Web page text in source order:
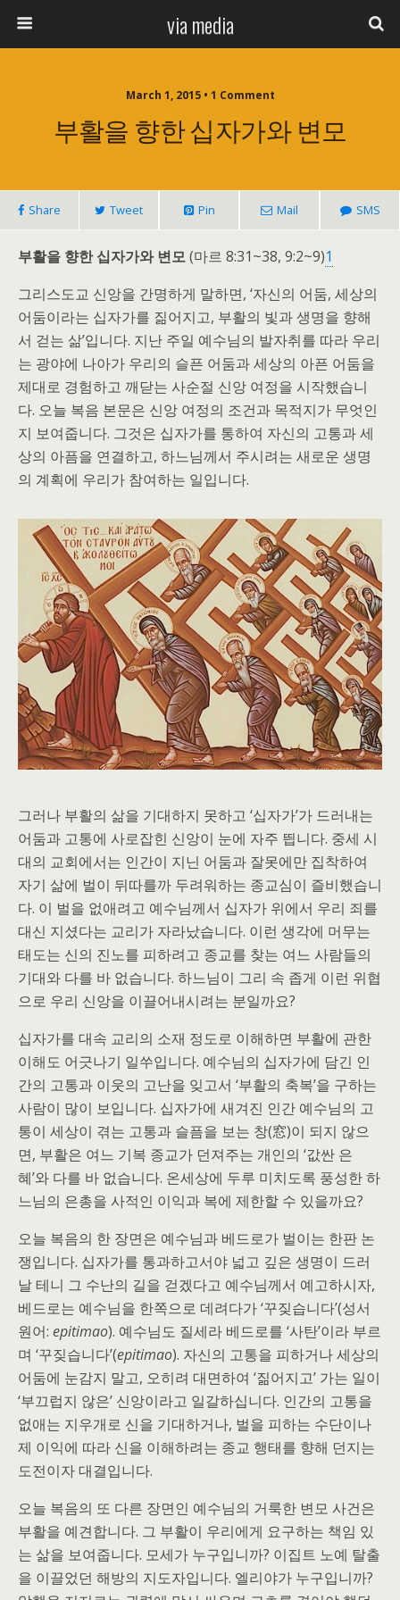
via media
March 1, 2015 • 1 Comment
부활을 향한 십자가와 변모
Share Tweet Pin Mail SMS
부활을 향한 십자가와 변모(마르 8:31~38, 9:2~9)1
그리스도교 신앙을 간명하게 말하면, ‘자신의 어둠, 세상의
어둠이라는 십자가를 짊어지고, 부활의 빛과 생명을 향해
서 걷는 삶’입니다. 지난 주일 예수님의 발자취를 따라 우리
는 광야에 나아가 우리의 슬픈 어둠과 세상의 아픈 어둠을
제대로 경험하고 깨닫는 사순절 신앙 여정을 시작했습니
다. 오늘 복음 본문은 신앙 여정의 조건과 목적지가 무엇인
지 보여줍니다. 그것은 십자가를 통하여 자신의 고통과 세
상의 아픔을 연결하고, 하느님께서 주시려는 새로운 생명
의 계획에 우리가 참여하는 일입니다.
그러나 부활의 삶을 기대하지 못하고 ‘십자가’가 드러내는
어둠과 고통에 사로잡힌 신앙이 눈에 자주 띕니다. 중세 시
대의 교회에서는 인간이 지닌 어둠과 잘못에만 집착하여
자기 삶에 벌이 뒤따를까 두려워하는 종교심이 즐비했습니
다. 이 벌을 없애려고 예수님께서 십자가 위에서 우리 죄를
대신 지셨다는 교리가 자라났습니다. 이런 생각에 머무는
태도는 신의 진노를 피하려고 종교를 찾는 여느 사람들의
기대와 다를 바 없습니다. 하느님이 그리 속 좁게 이런 위협
으로 우리 신앙을 이끌어내시려는 분일까요?
십자가를 대속 교리의 소재 정도로 이해하면 부활에 관한
이해도 어긋나기 일쑤입니다. 예수님의 십자가에 담긴 인
간의 고통과 이웃의 고난을 잊고서 ‘부활의 축복’을 구하는
사람이 많이 보입니다. 십자가에 새겨진 인간 예수님의 고
통이 세상이 겪는 고통과 슬픔을 보는 창(窓)이 되지 않으
면, 부활은 여느 기복 종교가 던져주는 개인의 ‘값싼 은
혜’와 다를 바 없습니다. 온세상에 두루 미치도록 풍성한 하
느님의 은총을 사적인 이익과 복에 제한할 수 있을까요?
오늘 복음의 한 장면은 예수님과 베드로가 벌이는 한판 논
쟁입니다. 십자가를 통과하고서야 넓고 깊은 생명이 드러
날 테니 그 수난의 길을 걷겠다고 예수님께서 예고하시자,
베드로는 예수님을 한쪽으로 데려다가 ‘꾸짖습니다’(성서
원어: epitimao). 예수님도 질세라 베드로를 ‘사탄’이라 부르
며 ‘꾸짖습니다’(epitimao). 자신의 고통을 피하거나 세상의
어둠에 눈감지 말고, 오히려 대면하여 ‘짊어지고’ 가는 일이
‘부끄럽지 않은’ 신앙이라고 일갈하십니다. 인간의 고통을
없애는 지우개로 신을 기대하거나, 벌을 피하는 수단이나
제 이익에 따라 신을 이해하려는 종교 행태를 향해 던지는
도전이자 대결입니다.
오늘 복음의 또 다른 장면인 예수님의 거룩한 변모 사건은
부활을 예견합니다. 그 부활이 우리에게 요구하는 책임 있
는 삶을 보여줍니다. 모세가 누구입니까? 이집트 노예 탈출
을 이끌었던 해방의 지도자입니다. 엘리야가 누구입니까?